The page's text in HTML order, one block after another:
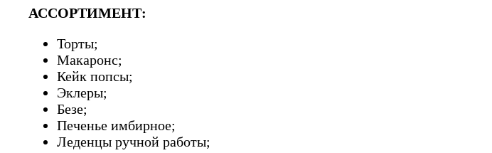
АССОРТИМЕНТ:
Торты;
Макаронс;
Кейк попсы;
Эклеры;
Безе;
Печенье имбирное;
Леденцы ручной работы;